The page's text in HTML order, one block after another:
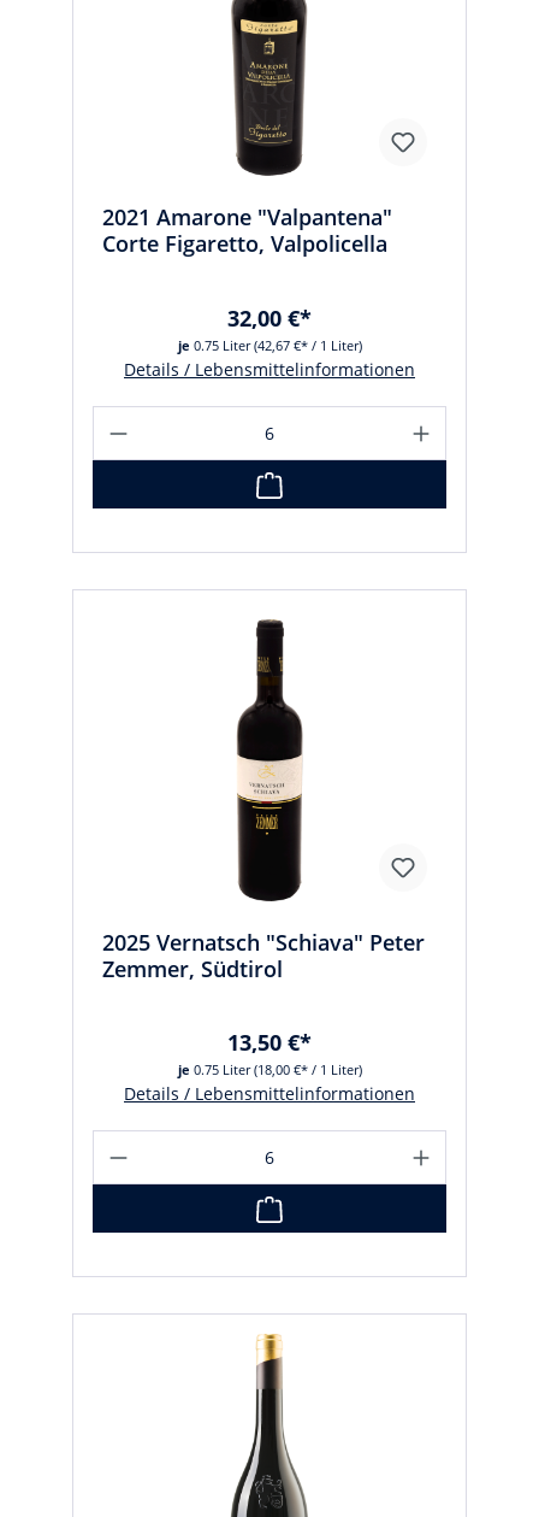
2021 Amarone "Valpantena"
Corte Figaretto, Valpolicella
je 0.75 Liter(42,67 €* / 1 Liter)
32,00 €*
Details / Lebensmittelinformationen
2025 Vernatsch "Schiava" Peter
Zemmer, Südtirol
je 0.75 Liter(18,00 €* / 1 Liter)
13,50 €*
Details / Lebensmittelinformationen